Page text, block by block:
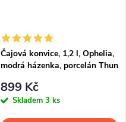
Čajová konvice, 1,2 l, Ophelia,
modrá házenka, porcelán Thun
899 Kč
Skladem 3 ks